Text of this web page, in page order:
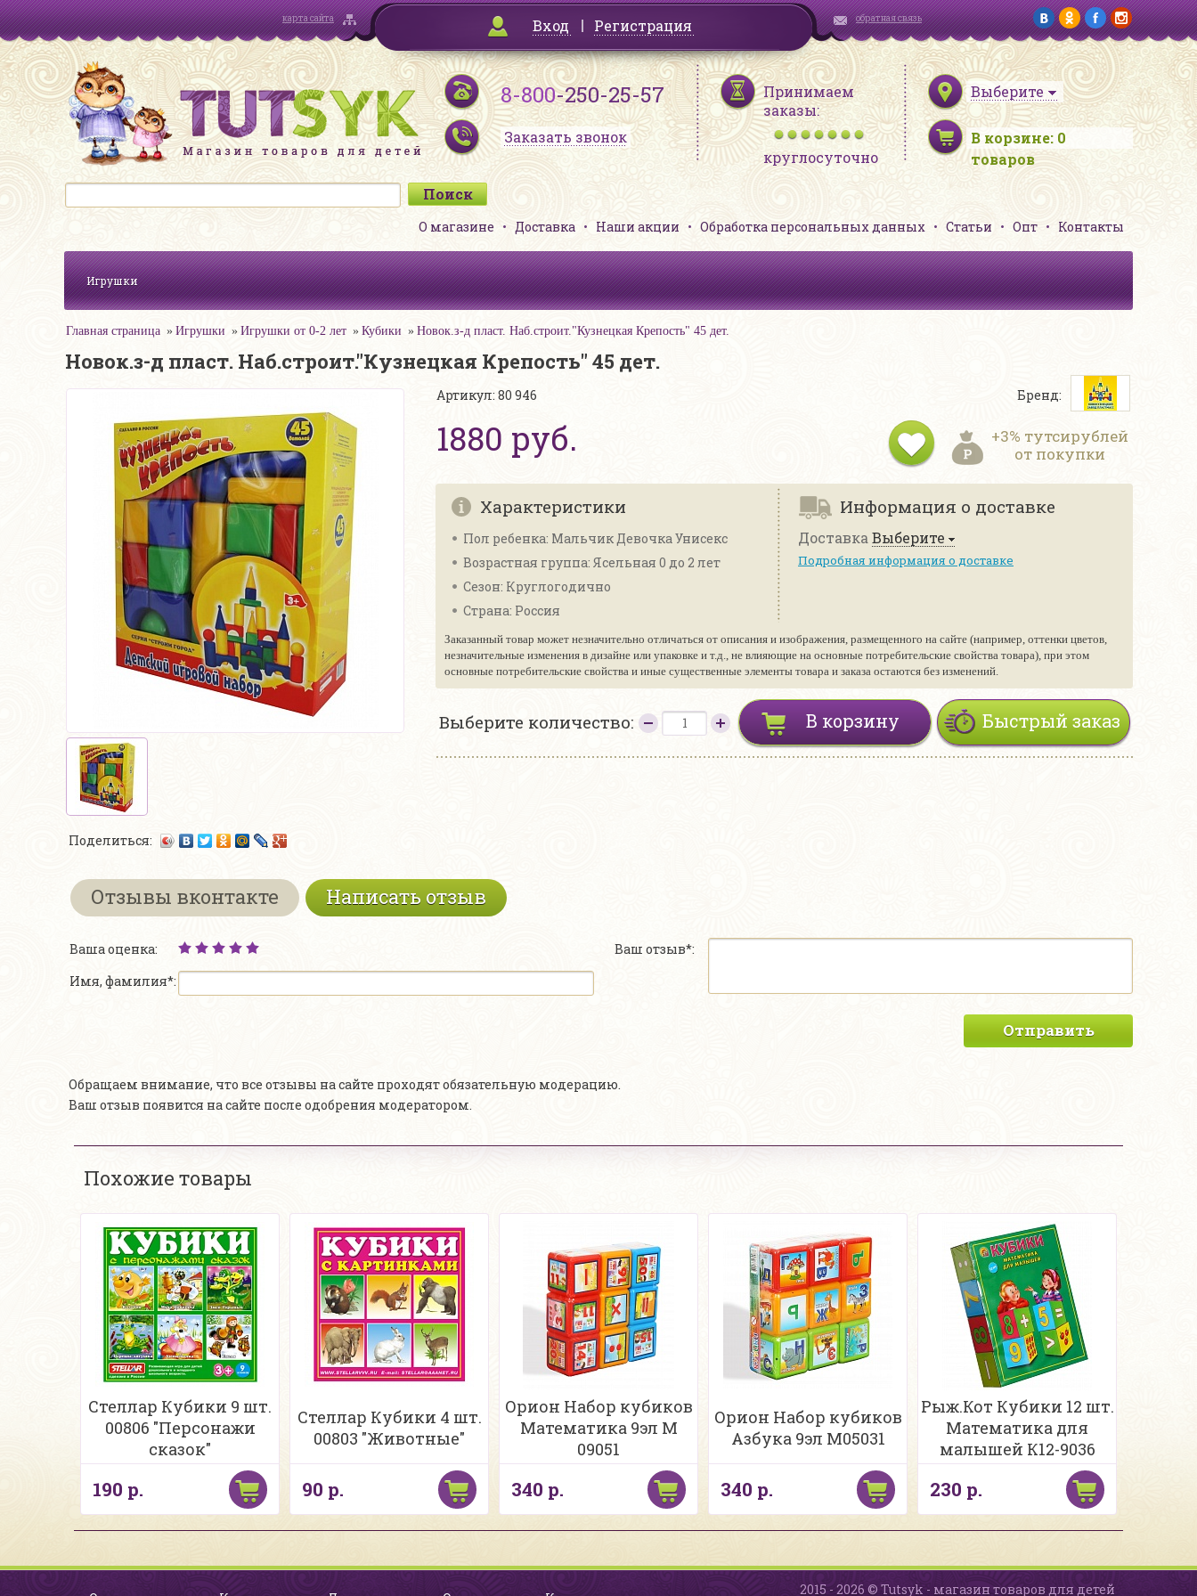
карта сайта Вход Регистрация обратная связь
8-800-250-25-57
Заказать звонок
Принимаем
заказы:
круглосуточно
Выберите
В корзине: 0
товаров
О магазине Доставка Наши акции Обработка персональных данных Статьи Опт Контакты
Игрушки
Главная страница Игрушки Игрушки от 0-2 лет Кубики Новок.з-д пласт. Наб.строит."Кузнецкая Крепость" 45 дет.
Новок.з-д пласт. Наб.строит."Кузнецкая Крепость" 45 дет.
Поделиться:
Артикул: 80 946
1880 руб.
Бренд:
+3% тутсирублей
от покупки
Характеристики
Пол ребенка: Мальчик Девочка Унисекс
Возрастная группа: Ясельная 0 до 2 лет
Сезон: Круглогодично
Страна: Россия
Информация о доставке
Доставка Выберите
Подробная информация о доставке
Заказанный товар может незначительно отличаться от описания и изображения, размещенного на сайте (например, оттенки цветов,
незначительные изменения в дизайне или упаковке и т.д., не влияющие на основные потребительские свойства товара), при этом
основные потребительские свойства и иные существенные элементы товара и заказа остаются без изменений.
Выберите количество: Быстрый заказ
В корзину
Отзывы вконтакте Написать отзыв
Ваша оценка:
Имя, фамилия*:
Ваш отзыв*:
Отправить
Обращаем внимание, что все отзывы на сайте проходят обязательную модерацию.
Ваш отзыв появится на сайте после одобрения модератором.
Похожие товары
Стеллар Кубики 9 шт.
00806 "Персонажи
сказок"
190 р.
Стеллар Кубики 4 шт.
00803 "Животные"
90 р.
Орион Набор кубиков
Математика 9эл М
09051
340 р.
Орион Набор кубиков
Азбука 9эл М05031
340 р.
Рыж.Кот Кубики 12 шт.
Математика для
малышей К12-9036
230 р.
2015 - 2026 © Tutsyk - магазин товаров для детей